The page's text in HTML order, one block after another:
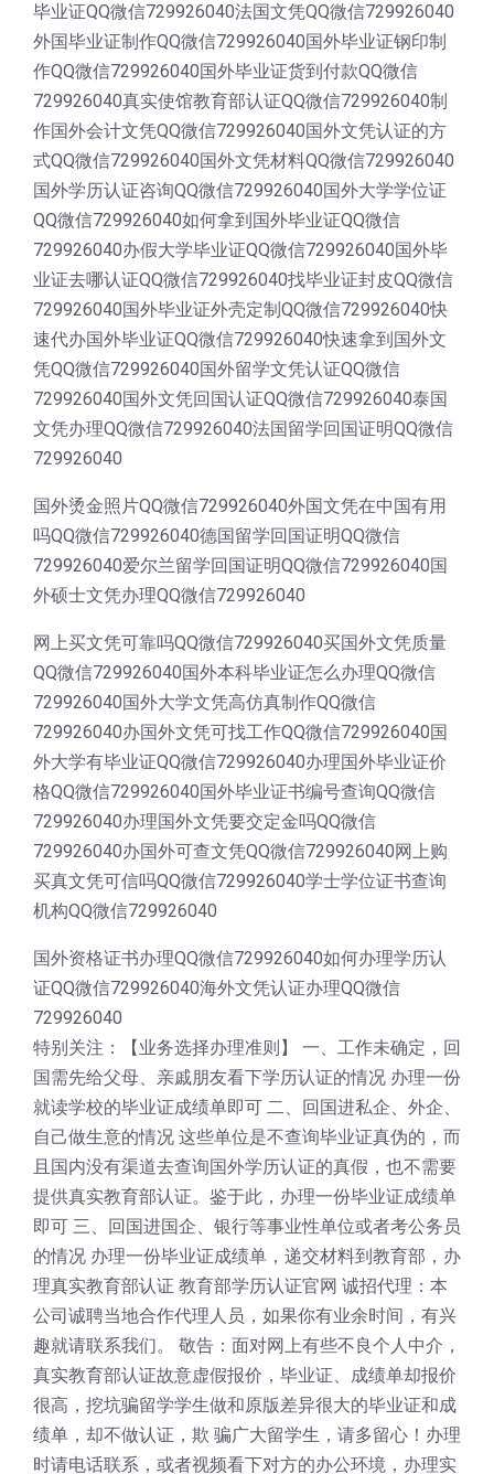
毕业证QQ微信729926040法国文凭QQ微信729926040
外国毕业证制作QQ微信729926040国外毕业证钢印制
作QQ微信729926040国外毕业证货到付款QQ微信
729926040真实使馆教育部认证QQ微信729926040制
作国外会计文凭QQ微信729926040国外文凭认证的方
式QQ微信729926040国外文凭材料QQ微信729926040
国外学历认证咨询QQ微信729926040国外大学学位证
QQ微信729926040如何拿到国外毕业证QQ微信
729926040办假大学毕业证QQ微信729926040国外毕
业证去哪认证QQ微信729926040找毕业证封皮QQ微信
729926040国外毕业证外壳定制QQ微信729926040快
速代办国外毕业证QQ微信729926040快速拿到国外文
凭QQ微信729926040国外留学文凭认证QQ微信
729926040国外文凭回国认证QQ微信729926040泰国
文凭办理QQ微信729926040法国留学回国证明QQ微信
729926040
国外烫金照片QQ微信729926040外国文凭在中国有用
吗QQ微信729926040德国留学回国证明QQ微信
729926040爱尔兰留学回国证明QQ微信729926040国
外硕士文凭办理QQ微信729926040
网上买文凭可靠吗QQ微信729926040买国外文凭质量
QQ微信729926040国外本科毕业证怎么办理QQ微信
729926040国外大学文凭高仿真制作QQ微信
729926040办国外文凭可找工作QQ微信729926040国
外大学有毕业证QQ微信729926040办理国外毕业证价
格QQ微信729926040国外毕业证书编号查询QQ微信
729926040办理国外文凭要交定金吗QQ微信
729926040办国外可查文凭QQ微信729926040网上购
买真文凭可信吗QQ微信729926040学士学位证书查询
机构QQ微信729926040
国外资格证书办理QQ微信729926040如何办理学历认
证QQ微信729926040海外文凭认证办理QQ微信
729926040
特别关注：【业务选择办理准则】 一、工作未确定，回
国需先给父母、亲戚朋友看下学历认证的情况 办理一份
就读学校的毕业证成绩单即可 二、回国进私企、外企、
自己做生意的情况 这些单位是不查询毕业证真伪的，而
且国内没有渠道去查询国外学历认证的真假，也不需要
提供真实教育部认证。鉴于此，办理一份毕业证成绩单
即可 三、回国进国企、银行等事业性单位或者考公务员
的情况 办理一份毕业证成绩单，递交材料到教育部，办
理真实教育部认证 教育部学历认证官网 诚招代理：本
公司诚聘当地合作代理人员，如果你有业余时间，有兴
趣就请联系我们。 敬告：面对网上有些不良个人中介，
真实教育部认证故意虚假报价，毕业证、成绩单却报价
很高，挖坑骗留学学生做和原版差异很大的毕业证和成
绩单，却不做认证，欺 骗广大留学生，请多留心！办理
时请电话联系，或者视频看下对方的办公环境，办理实